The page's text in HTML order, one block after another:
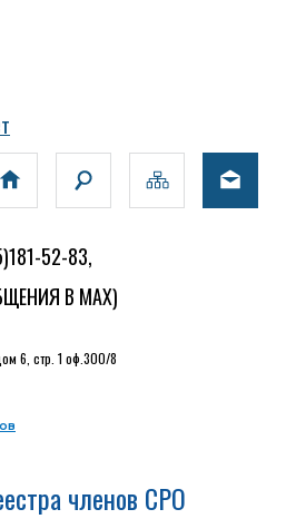
52-83,
В MAX)
6, стр. 1 оф.300/8
членов СРО